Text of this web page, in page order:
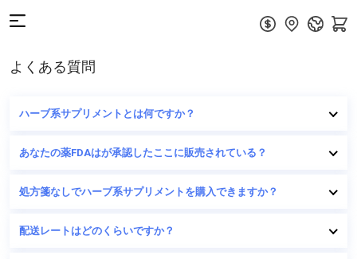
よくある質問
ハーブ系サプリメントとは何ですか？
あなたの薬FDAはが承認したここに販売されている？
処方箋なしでハーブ系サプリメントを購入できますか？
配送レートはどのくらいですか？